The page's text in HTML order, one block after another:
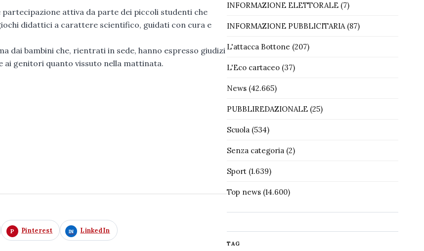
attiva da parte dei piccoli studenti che
didattici a carattere scientifico, guidati con cura e
dai bambini che, rientrati in sede, hanno espresso giudizi
genitori quanto vissuto nella mattinata.
Pinterest LinkedIn
INFORMAZIONE ELETTORALE(7)
INFORMAZIONE PUBBLICITARIA(87)
L'attacca Bottone (207)
L'Eco cartaceo(37)
News(42.665)
PUBBLIREDAZIONALE(25)
Scuola(534)
Senza categoria(2)
Sport(1.639)
Top news(14.600)
TAG